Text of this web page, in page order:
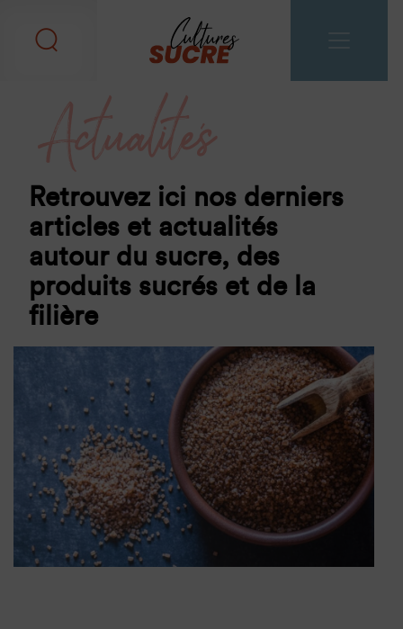
Actualités
Retrouvez ici nos derniers
articles et actualités
autour du sucre, des
produits sucrés et de la
filière